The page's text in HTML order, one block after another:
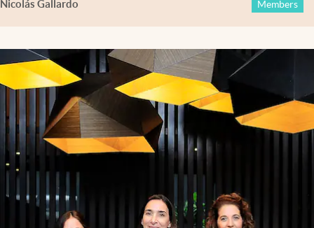
Nicolás Gallardo Members